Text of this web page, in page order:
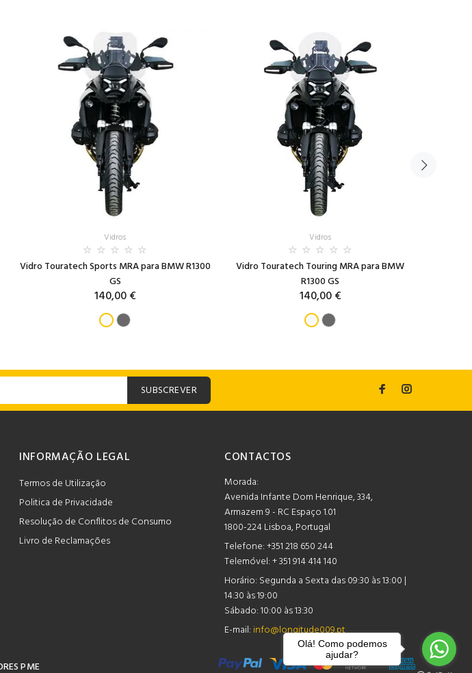
Vidros
Vidro Touratech Sports MRA para BMW R1300
GS
140,00 €
Vidros
Vidro Touratech Touring MRA para BMW
R1300 GS
140,00 €
SUBSCREVER
INFORMAÇÃO LEGAL
Termos de Utilização
Politica de Privacidade
Resolução de Conflitos de Consumo
Livro de Reclamações
CONTACTOS
Morada:
Avenida Infante Dom Henrique, 334,
Armazem 9 - RC Espaço 1.01
1800-224 Lisboa, Portugal
Telefone:+351 218 650 244
Telemóvel: + 351 914 414 140
Horário: Segunda a Sexta das 09:30 às 13:00 |
14:30 às 19:00
Sábado: 10:00 às 13:30
E-mail: info@longitude009.pt
PME
Olá! Como podemos
ajudar?